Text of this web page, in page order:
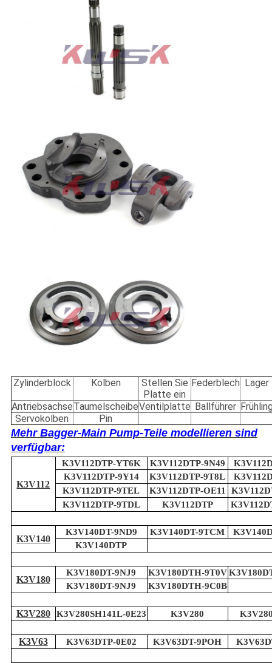
Zylinderblock Kolben
Stellen Sie
Platte ein
Federblech Lager
AntriebsachseTaumelscheibeVentilplatte Ballführer
Servokolben
Pin
Mehr Bagger-Main Pump-Teile modellieren sind
verfügbar:
K3V112
K3V112DTP-YT6K K3V112DTP-9N49
K3V112DTP-9Y14
K3V112DTP-9T8L
K3V112DTP-9TEL
K3V112DTP-OE11
K3V112DTP-9TDL
K3V112DTP
K3V140
K3V140DT-9ND9 K3V140DT-9TCM
K3V140DTP
K3V180
K3V180DT-9NJ9 K3V180DTH-9T0V
K3V180DT-9NJ9
K3V180DTH-9C0B
K3V280 K3V280SH141L-0E23 K3V280
K3V63 K3V63DTP-0E02 K3V63DT-9POH